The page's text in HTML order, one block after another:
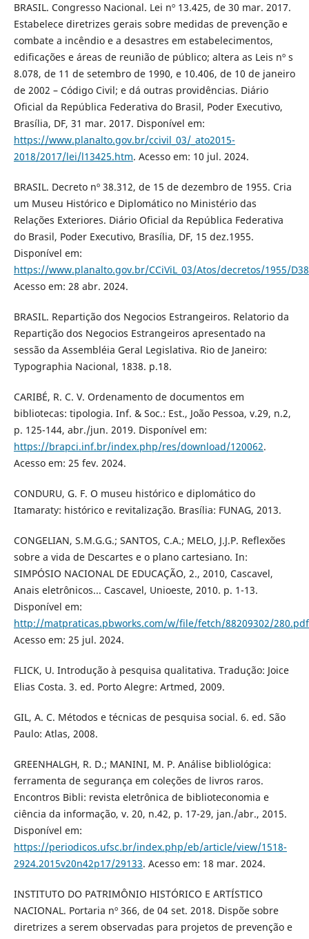
BRASIL. Congresso Nacional. Lei nº 13.425, de 30 mar. 2017.
Estabelece diretrizes gerais sobre medidas de prevenção e
combate a incêndio e a desastres em estabelecimentos,
edificações e áreas de reunião de público; altera as Leis nº s
8.078, de 11 de setembro de 1990, e 10.406, de 10 de janeiro
de 2002 – Código Civil; e dá outras providências. Diário
Oficial da República Federativa do Brasil, Poder Executivo,
Brasília, DF, 31 mar. 2017. Disponível em:
https://www.planalto.gov.br/ccivil_03/_ato2015-
2018/2017/lei/l13425.htm. Acesso em: 10 jul. 2024.
BRASIL. Decreto nº 38.312, de 15 de dezembro de 1955. Cria
um Museu Histórico e Diplomático no Ministério das
Relações Exteriores. Diário Oficial da República Federativa
do Brasil, Poder Executivo, Brasília, DF, 15 dez.1955.
Disponível em:
https://www.planalto.gov.br/CCiViL_03/Atos/decretos/1955/
Acesso em: 28 abr. 2024.
BRASIL. Repartição dos Negocios Estrangeiros. Relatorio da
Repartição dos Negocios Estrangeiros apresentado na
sessão da Assembléia Geral Legislativa. Rio de Janeiro:
Typographia Nacional, 1838. p.18.
CARIBÉ, R. C. V. Ordenamento de documentos em
bibliotecas: tipologia. Inf. & Soc.: Est., João Pessoa, v.29, n.2,
p. 125-144, abr./jun. 2019. Disponível em:
https://brapci.inf.br/index.php/res/download/120062.
Acesso em: 25 fev. 2024.
CONDURU, G. F. O museu histórico e diplomático do
Itamaraty: histórico e revitalização. Brasília: FUNAG, 2013.
CONGELIAN, S.M.G.G.; SANTOS, C.A.; MELO, J.J.P. Reflexões
sobre a vida de Descartes e o plano cartesiano. In:
SIMPÓSIO NACIONAL DE EDUCAÇÃO, 2., 2010, Cascavel,
Anais eletrônicos... Cascavel, Unioeste, 2010. p. 1-13.
Disponível em:
http://matpraticas.pbworks.com/w/file/fetch/88209302/280.pdf
Acesso em: 25 jul. 2024.
FLICK, U. Introdução à pesquisa qualitativa. Tradução: Joice
Elias Costa. 3. ed. Porto Alegre: Artmed, 2009.
GIL, A. C. Métodos e técnicas de pesquisa social. 6. ed. São
Paulo: Atlas, 2008.
GREENHALGH, R. D.; MANINI, M. P. Análise bibliológica:
ferramenta de segurança em coleções de livros raros.
Encontros Bibli: revista eletrônica de biblioteconomia e
ciência da informação, v. 20, n.42, p. 17-29, jan./abr., 2015.
Disponível em:
https://periodicos.ufsc.br/index.php/eb/article/view/1518-
2924.2015v20n42p17/29133. Acesso em: 18 mar. 2024.
INSTITUTO DO PATRIMÔNIO HISTÓRICO E ARTÍSTICO
NACIONAL. Portaria nº 366, de 04 set. 2018. Dispõe sobre
diretrizes a serem observadas para projetos de prevenção e